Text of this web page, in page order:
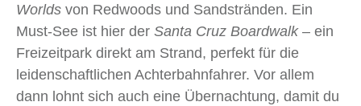
Worlds von Redwoods und Sandstränden. Ein
Must‑See ist hier der Santa Cruz Boardwalk– ein
Freizeitpark direkt am Strand, perfekt für die
leidenschaftlichen Achterbahnfahrer. Vor allem
dann lohnt sich auch eine Übernachtung, damit du